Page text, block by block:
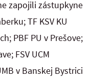
zapojili zástupkyne
TF KSV KU
PBF PU v Prešove;
FSV UCM
v Banskej Bystrici